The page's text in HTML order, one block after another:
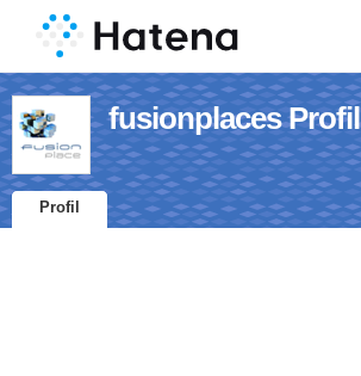
fusionplaces Profil
Profil